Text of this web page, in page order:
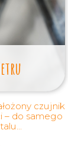
czujnik
– do samego